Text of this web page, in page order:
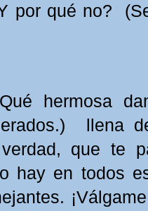
por qué no?
hermosa
llena
que te
hay en todos